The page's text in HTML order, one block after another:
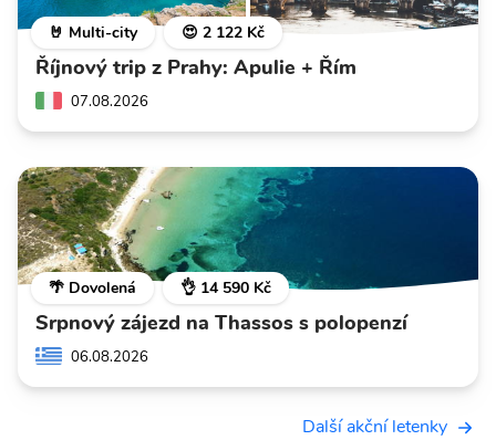
🤘 Multi-city 😍 2 122 Kč
Říjnový trip z Prahy: Apulie + Řím
07.08.2026
🌴 Dovolená 👌 14 590 Kč
Srpnový zájezd na Thassos s polopenzí
06.08.2026
Další akční letenky